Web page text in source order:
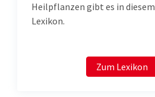
Heilpflanzen gibt es in diesem
Lexikon.
Zum Lexikon